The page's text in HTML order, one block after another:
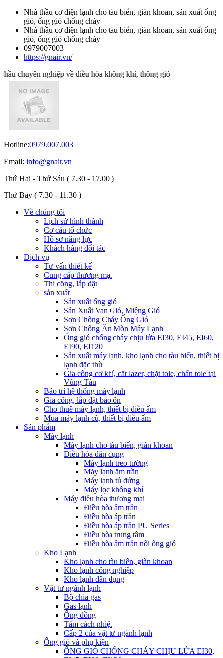
Nhà thầu cơ điện lạnh cho tàu biển, giàn khoan, sản xuất ống
gió, ống gió chống cháy
Nhà thầu cơ điện lạnh cho tàu biển, giàn khoan, sản xuất ống
gió, ống gió chống cháy
0979007003
https://gnair.vn/
chuyên nghiệp về điều hòa không khí, thông gió
Hotline:0979.007.003
Email: info@gnair.vn
Thứ Hai - Thứ Sáu ( 7.30 - 17.00 )
Thứ Bảy ( 7.30 - 11.30 )
Về chúng tôi
Lịch sử hình thành
Cơ cấu tổ chức
Hồ sơ năng lực
Khách hàng đối tác
Dịch vụ
Tư vấn thiết kế
Cung cấp thương mại
Thi công, lắp đặt
sản xuất
Sản xuất ống gió
Sản Xuất Van Gió, Miệng Gió
Sơn Chống Cháy Ống Gió
Sơn Chống Ăn Mòn Máy Lạnh
Ống gió chống cháy chịu lửa EI30, EI45, EI60,
EI90, EI120
Sản xuất máy lạnh, kho lạnh cho tàu biển, thiết bị
lạnh đặc thù
Gia công cơ khí, cắt lazer, chặt tole, chấn tole tại
Vũng Tàu
Bảo trì hệ thống máy lạnh
Gia công, lắp đặt bảo ôn
Cho thuê máy lạnh, thiết bị điều ẩm
Mua máy lạnh cũ, thiết bị điều ẩm
Sản phẩm
Máy lạnh
Máy lạnh cho tàu biển, giàn khoan
Điều hòa dân dụng
Máy lạnh treo tường
Máy lạnh âm trần
Máy lạnh tủ đứng
Máy lọc không khí
Máy điều hòa thương mại
Điều hòa âm trần
Điều hòa áp trần
Điều hòa áp trần PU Series
Điều hòa trung tâm
Điều hòa âm trần nối ống gió
Kho Lạnh
Kho lạnh cho tàu biển, giàn khoan
Kho lạnh công nghiệp
Kho lạnh dân dụng
Vật tư ngành lạnh
Bộ chia gas
Gas lạnh
Ống đồng
Tấm cách nhiệt
Cấp 2 của vật tư ngành lạnh
Ống gió và phụ kiện
ỐNG GIÓ CHỐNG CHÁY CHỊU LỬA EI30,